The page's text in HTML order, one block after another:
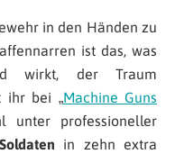
in den Händen zu
ist das, was
wirkt, der Traum
ihr bei „Machine Guns
unter professioneller
in zehn extra